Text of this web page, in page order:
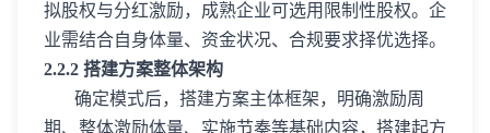
拟股权与分红激励，成熟企业可选用限制性股权。企
业需结合自身体量、资金状况、合规要求择优选择。
2.2.2 搭建方案整体架构
确定模式后，搭建方案主体框架，明确激励周
期、整体激励体量、实施节奏等基础内容，搭建起方